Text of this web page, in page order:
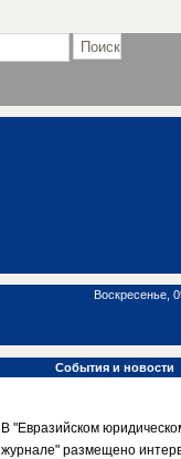
Воскресенье,
События и новости
В "Евразийском
журнале" размещено